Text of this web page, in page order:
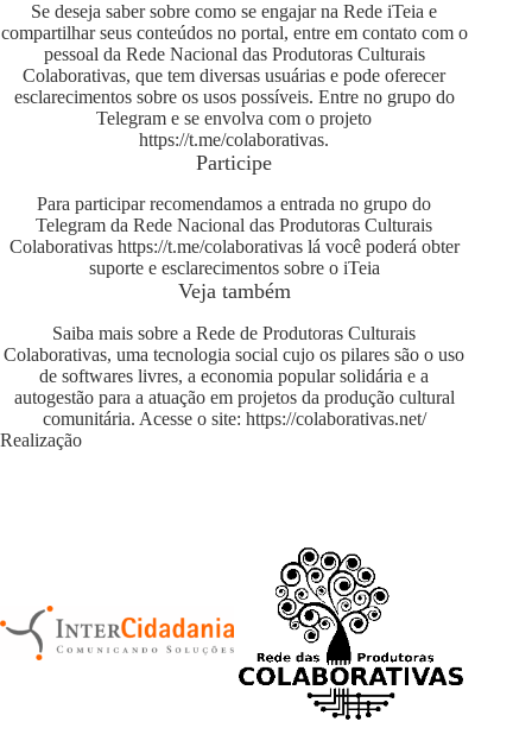
Se deseja saber sobre como se engajar na Rede iTeia e
compartilhar seus conteúdos no portal, entre em contato com o
pessoal da Rede Nacional das Produtoras Culturais
Colaborativas, que tem diversas usuárias e pode oferecer
esclarecimentos sobre os usos possíveis. Entre no grupo do
Telegram e se envolva com o projeto
https://t.me/colaborativas.
Participe
Para participar recomendamos a entrada no grupo do
Telegram da Rede Nacional das Produtoras Culturais
Colaborativas https://t.me/colaborativaslá você poderá obter
suporte e esclarecimentos sobre o iTeia
Veja também
Saiba mais sobre a Rede de Produtoras Culturais
Colaborativas, uma tecnologia social cujo os pilares são o uso
de softwares livres, a economia popular solidária e a
autogestão para a atuação em projetos da produção cultural
comunitária. Acesse o site: https://colaborativas.net/
Realização